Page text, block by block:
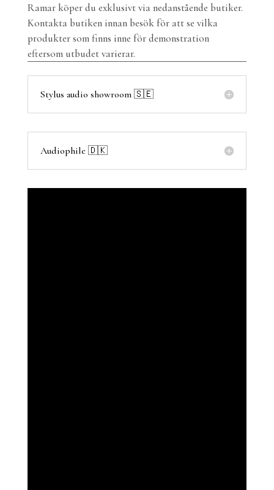
Ramar köper du exklusivt via nedanstående butiker.
Kontakta butiken innan besök för att se vilka
produkter som finns inne för demonstration
eftersom utbudet varierar.
Stylus audio showroom 🇸🇪
Audiophile 🇩🇰